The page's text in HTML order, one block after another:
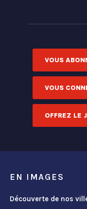
VOUS
VOUS
OFFREZ LE
EN IMAGES
Découverte de nos